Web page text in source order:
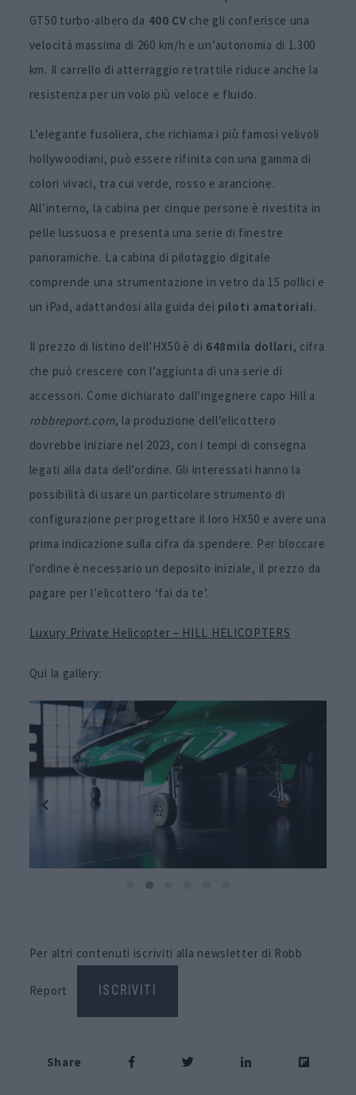
GT50 turbo-albero da 400 CV che gli conferisce una
velocità massima di 260 km/h e un’autonomia di 1.300
km. Il carrello di atterraggio retrattile riduce anche la
resistenza per un volo più veloce e fluido.
L’elegante fusoliera, che richiama i più famosi velivoli
hollywoodiani, può essere rifinita con una gamma di
colori vivaci, tra cui verde, rosso e arancione.
All’interno, la cabina per cinque persone è rivestita in
pelle lussuosa e presenta una serie di finestre
panoramiche. La cabina di pilotaggio digitale
comprende una strumentazione in vetro da 15 pollici e
un iPad, adattandosi alla guida dei piloti amatoriali.
Il prezzo di listino dell’HX50 è di 648mila dollari, cifra
che può crescere con l’aggiunta di una serie di
accessori. Come dichiarato dall’ingegnere capo Hill a
robbreport.com, la produzione dell’elicottero
dovrebbe iniziare nel 2023, con i tempi di consegna
legati alla data dell’ordine. Gli interessati hanno la
possibilità di usare un particolare strumento di
configurazione per progettare il loro HX50 e avere una
prima indicazione sulla cifra da spendere. Per bloccare
l’ordine è necessario un deposito iniziale, il prezzo da
pagare per l’elicottero ‘fai da te’.
Luxury Private Helicopter – HILL HELICOPTERS
Qui la gallery:
Per altri contenuti iscriviti alla newsletter di Robb
Report ISCRIVITI
Share